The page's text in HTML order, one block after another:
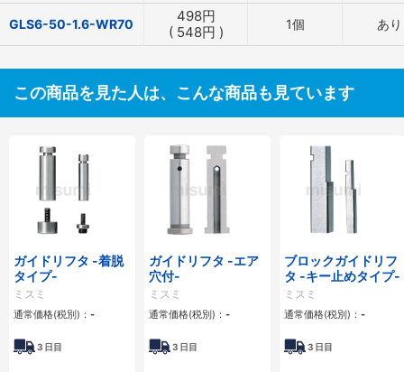
GLS6-50-1.6-WR70 498円
( 548円 ) 1個 あり
この商品を見た人は、こんな商品も見ています
ガイドリフタ -着脱
タイプ-
ミスミ
通常価格(税別)： -
3 日目
ガイドリフタ -エア
穴付-
ミスミ
通常価格(税別)： -
3 日目
ブロックガイドリフ
タ -キー止めタイプ-
ミスミ
通常価格(税別)： -
3 日目